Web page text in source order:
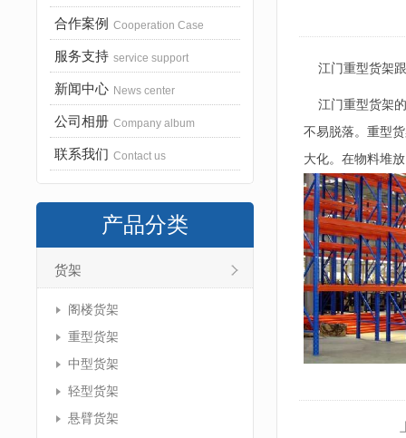
合作案例 Cooperation Case
服务支持 service support
新闻中心 News center
公司相册 Company album
联系我们 Contact us
产品分类
货架
阁楼货架
重型货架
中型货架
轻型货架
悬臂货架
江门重型货架跟
江门重型货架的
不易脱落。重型
大化。在物料堆